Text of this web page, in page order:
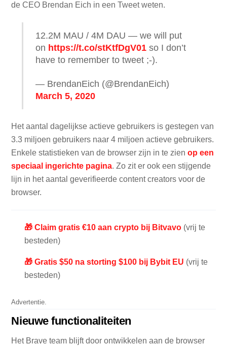
de CEO Brendan Eich in een Tweet weten.
12.2M MAU / 4M DAU — we will put
on https://t.co/stKtfDgV01 so I don’t
have to remember to tweet ;-).
— BrendanEich (@BrendanEich)
March 5, 2020
Het aantal dagelijkse actieve gebruikers is gestegen van
3.3 miljoen gebruikers naar 4 miljoen actieve gebruikers.
Enkele statistieken van de browser zijn in te zienop een
speciaal ingerichte pagina. Zo zit er ook een stijgende
lijn in het aantal geverifieerde content creators voor de
browser.
🎁 Claim gratis €10 aan crypto bij Bitvavo (vrij te
besteden)
🎁 Gratis $50 na storting $100 bij Bybit EU (vrij te
besteden)
Advertentie.
Nieuwe functionaliteiten
Het Brave team blijft door ontwikkelen aan de browser